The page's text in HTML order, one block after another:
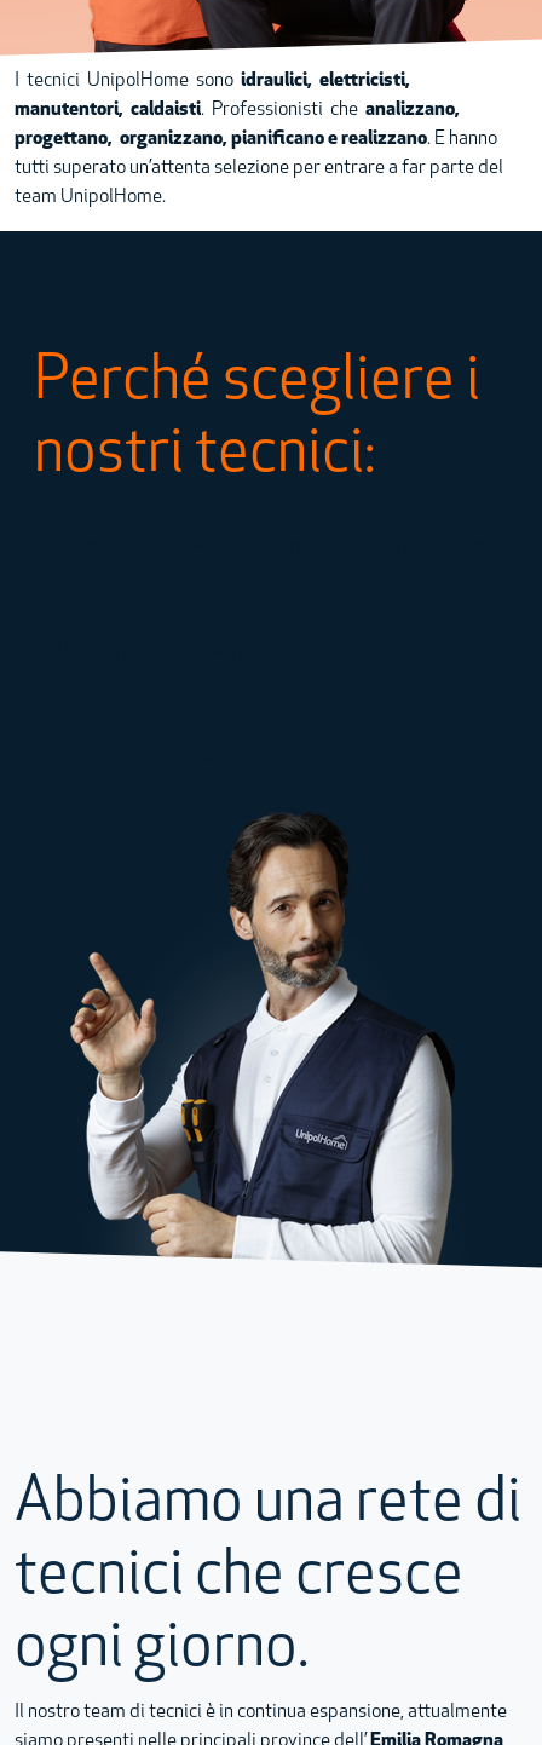
I tecnici UnipolHome sono idraulici, elettricisti,
manutentori, caldaisti. Professionisti che analizzano,
progettano, organizzano, pianificano e realizzano. E hanno
tutti superato un’attenta selezione per entrare a far parte del
team UnipolHome.
Perché scegliere i
nostri tecnici:
Abbiamo una rete di
tecnici che cresce
ogni giorno.
Il nostro team di tecnici è in continua espansione, attualmente
siamo presenti nelle principali province dell’ Emilia Romagna